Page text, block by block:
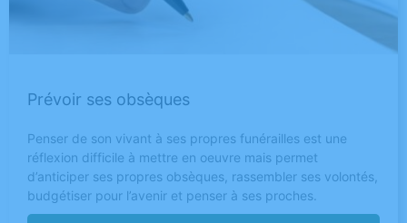
Prévoir ses obsèques
Penser de son vivant à ses propres funérailles est une
réflexion difficile à mettre en oeuvre mais permet
d’anticiper ses propres obsèques, rassembler ses volontés,
budgétiser pour l’avenir et penser à ses proches.